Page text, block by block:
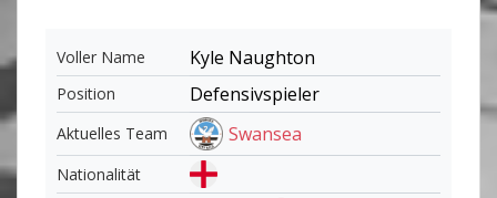
e
t
Voller Name Kyle Naughton
Position Defensivspieler
Aktuelles Team Swansea
Nationalität